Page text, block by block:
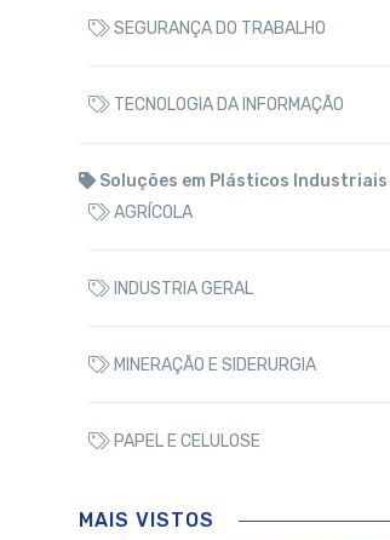
SEGURANÇA DO TRABALHO
TECNOLOGIA DA INFORMAÇÃO
Soluções em Plásticos Industriais
AGRÍCOLA
INDUSTRIA GERAL
MINERAÇÃO E SIDERURGIA
PAPEL E CELULOSE
MAIS VISTOS